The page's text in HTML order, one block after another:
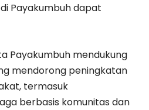
Payakumbuh dapat
Payakumbuh mendukung
mendorong peningkatan
termasuk
berbasis komunitas dan